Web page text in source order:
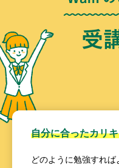
自分に合ったカリ
どのように勉強すれ